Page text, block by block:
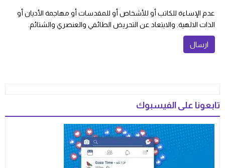
عدم الإساءة للكاتب أو للأشخاص أو للمقدسات أو مهاجمة الأديان أو
الذات الالهية. والابتعاد عن التحريض الطائفي والعنصري والشتائم.
تابعونا على الفيسبوك